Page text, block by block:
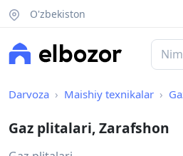
O'zbekiston
Darvoza Maishiy texnikalar
Gaz plitalari, Zarafshon